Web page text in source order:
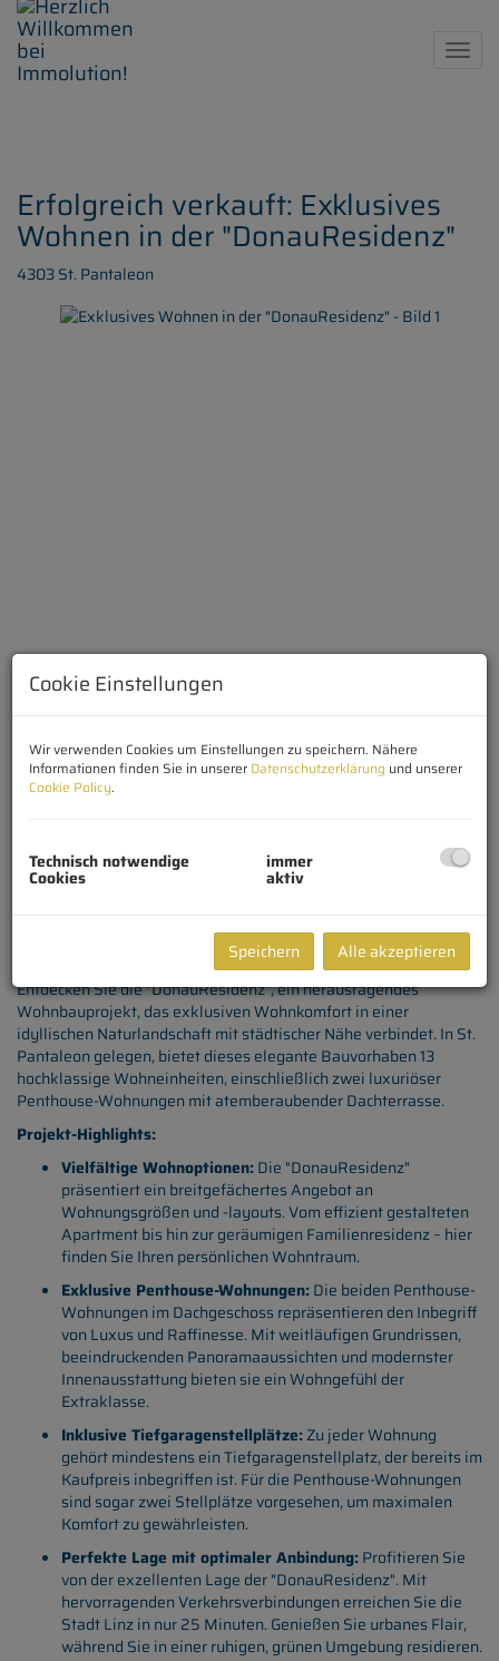
Erfolgreich verkauft: Exklusives
Wohnen in der "DonauResidenz"
4303 St. Pantaleon
Beschreibung
Exklusives Wohnen in der "DonauResidenz" – Ihr
Traumzuhause in St. Pantaleon
Entdecken Sie die "DonauResidenz", ein herausragendes
Wohnbauprojekt, das exklusiven Wohnkomfort in einer
idyllischen Naturlandschaft mit städtischer Nähe verbindet. In St.
Pantaleon gelegen, bietet dieses elegante Bauvorhaben 13
hochklassige Wohneinheiten, einschließlich zwei luxuriöser
Penthouse-Wohnungen mit atemberaubender Dachterrasse.
Projekt-Highlights:
Vielfältige Wohnoptionen:Die "DonauResidenz"
präsentiert ein breitgefächertes Angebot an
Wohnungsgrößen und -layouts. Vom effizient gestalteten
Apartment bis hin zur geräumigen Familienresidenz – hier
finden Sie Ihren persönlichen Wohntraum.
Exklusive Penthouse-Wohnungen:Die beiden Penthouse-
Wohnungen im Dachgeschoss repräsentieren den Inbegriff
von Luxus und Raffinesse. Mit weitläufigen Grundrissen,
beeindruckenden Panoramaaussichten und modernster
Innenausstattung bieten sie ein Wohngefühl der
Extraklasse.
Inklusive Tiefgaragenstellplätze:Zu jeder Wohnung
gehört mindestens ein Tiefgaragenstellplatz, der bereits im
Kaufpreis inbegriffen ist. Für die Penthouse-Wohnungen
sind sogar zwei Stellplätze vorgesehen, um maximalen
Komfort zu gewährleisten.
Perfekte Lage mit optimaler Anbindung:Profitieren Sie
von der exzellenten Lage der "DonauResidenz". Mit
hervorragenden Verkehrsverbindungen erreichen Sie die
Stadt Linz in nur 25 Minuten. Genießen Sie urbanes Flair,
während Sie in einer ruhigen, grünen Umgebung residieren.
Cookie Einstellungen
Wir verwenden Cookies um Einstellungen zu speichern. Nähere
Informationen finden Sie in unserer Datenschutzerklärung und unserer
Cookie Policy.
Technisch notwendige
Cookies
immer
aktiv
Speichern Alle akzeptieren